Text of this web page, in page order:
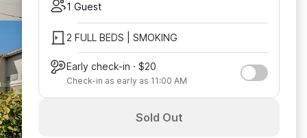
1 Guest
2 FULL BEDS | SMOKING
Early check-in · $20
Check-in as early as 11:00 AM
Sold Out